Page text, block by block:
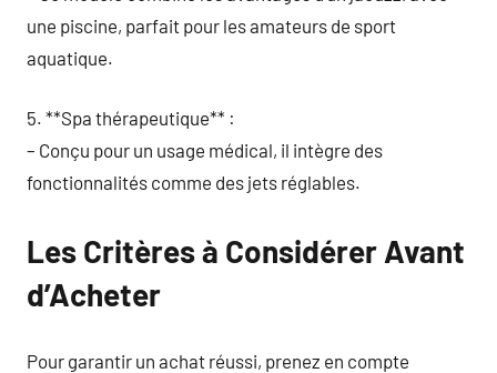
une piscine, parfait pour les amateurs de sport
aquatique.
5. **Spa thérapeutique** :
– Conçu pour un usage médical, il intègre des
fonctionnalités comme des jets réglables.
Les Critères à Considérer Avant
d’Acheter
Pour garantir un achat réussi, prenez en compte